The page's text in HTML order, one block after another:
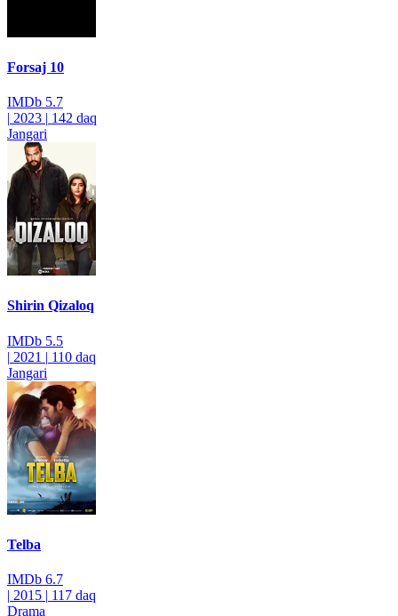
Forsaj 10
IMDb 5.7
| 2023 | 142 daq
Jangari
Shirin Qizaloq
IMDb 5.5
| 2021 | 110 daq
Jangari
Telba
IMDb 6.7
| 2015 | 117 daq
Drama